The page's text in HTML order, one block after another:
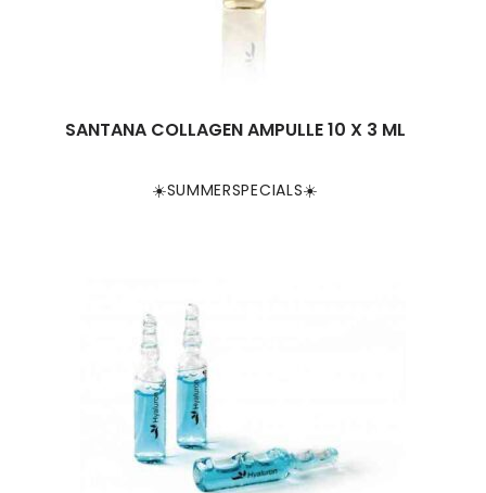
☀️SUMMERSPECIALS☀️
SANTANA COLLAGEN AMPULLE 10 X 3 ML